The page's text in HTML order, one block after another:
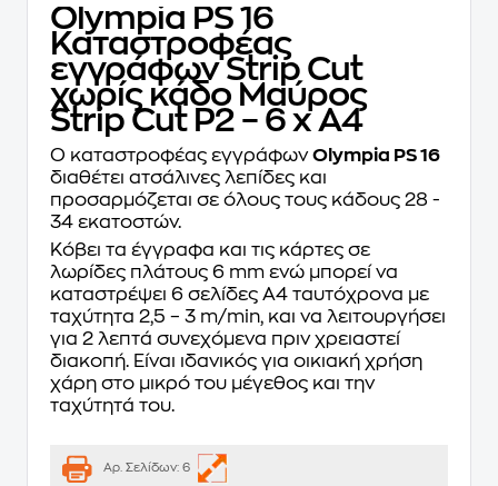
Olympia PS 16
Καταστροφέας
εγγράφων Strip Cut
χωρίς κάδο Μαύρος
Strip Cut P2 – 6 x A4
Ο καταστροφέας εγγράφωνOlympia PS 16
διαθέτει ατσάλινες λεπίδες και
προσαρμόζεται σε όλους τους κάδους 28 -
34 εκατοστών.
Κόβει τα έγγραφα και τις κάρτες σε
λωρίδες πλάτους 6 mm ενώ μπορεί να
καταστρέψει 6 σελίδες A4 ταυτόχρονα με
ταχύτητα 2,5 – 3 m/min, και να λειτουργήσει
για 2 λεπτά συνεχόμενα πριν χρειαστεί
διακοπή. Είναι ιδανικός για οικιακή χρήση
χάρη στο μικρό του μέγεθος και την
ταχύτητά του.
Αρ. Σελίδων: 6